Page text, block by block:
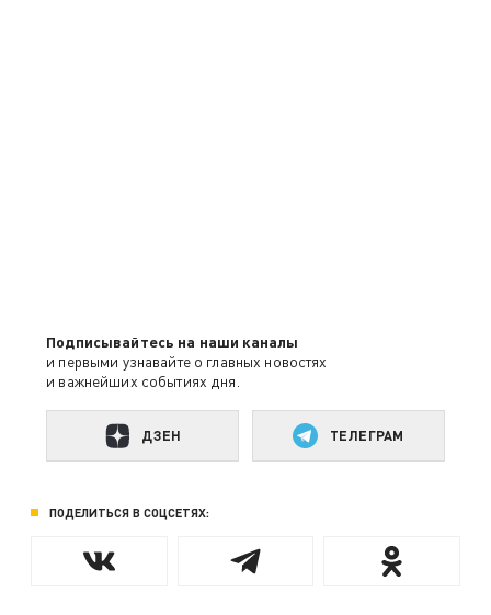
Подписывайтесь на наши каналы
и первыми узнавайте о главных новостях
и важнейших событиях дня.
ДЗЕН ТЕЛЕГРАМ
ПОДЕЛИТЬСЯ В СОЦСЕТЯХ: